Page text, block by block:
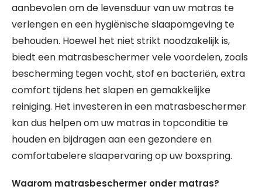
aanbevolen om de levensduur van uw matras te
verlengen en een hygiënische slaapomgeving te
behouden. Hoewel het niet strikt noodzakelijk is,
biedt een matrasbeschermer vele voordelen, zoals
bescherming tegen vocht, stof en bacteriën, extra
comfort tijdens het slapen en gemakkelijke
reiniging. Het investeren in een matrasbeschermer
kan dus helpen om uw matras in topconditie te
houden en bijdragen aan een gezondere en
comfortabelere slaapervaring op uw boxspring.
Waarom matrasbeschermer onder matras?